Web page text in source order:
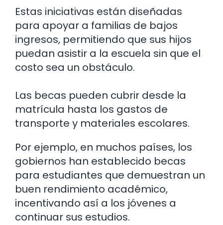
Estas iniciativas están diseñadas
para apoyar a familias de bajos
ingresos, permitiendo que sus hijos
puedan asistir a la escuela sin que el
costo sea un obstáculo.
Las becas pueden cubrir desde la
matrícula hasta los gastos de
transporte y materiales escolares.
Por ejemplo, en muchos países, los
gobiernos han establecido becas
para estudiantes que demuestran un
buen rendimiento académico,
incentivando así a los jóvenes a
continuar sus estudios.